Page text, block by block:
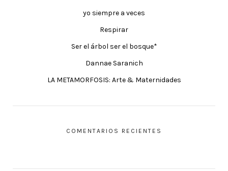
yo siempre a veces
Respirar
Ser el árbol ser el bosque*
Dannae Saranich
LA METAMORFOSIS: Arte & Maternidades
COMENTARIOS RECIENTES